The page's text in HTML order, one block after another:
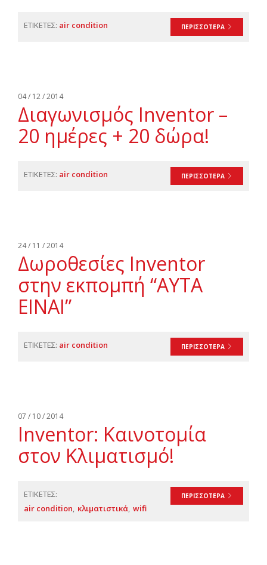
ΠΕΡΙΣΣΟΤΕΡΑ
ΕΤΙΚΕΤΕΣ: air condition
04 / 12 / 2014
Διαγωνισμός Inventor –
20 ημέρες + 20 δώρα!
ΠΕΡΙΣΣΟΤΕΡΑ
ΕΤΙΚΕΤΕΣ: air condition
24 / 11 / 2014
Δωροθεσίες Inventor
στην εκπομπή “ΑΥΤΑ
ΕΙΝΑΙ”
ΠΕΡΙΣΣΟΤΕΡΑ
ΕΤΙΚΕΤΕΣ: air condition
07 / 10 / 2014
Inventor: Καινοτομία
στον Κλιματισμό!
ΠΕΡΙΣΣΟΤΕΡΑ
ΕΤΙΚΕΤΕΣ:
air condition κλιματιστικά wifi